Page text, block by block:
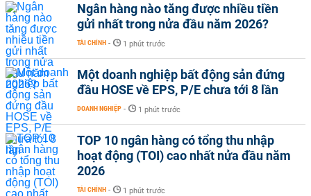
Ngân hàng nào tăng được nhiều tiền
gửi nhất trong nửa đầu năm 2026?
TÀI CHÍNH - 1 phút trước
Một doanh nghiệp bất động sản đứng
đầu HOSE về EPS, P/E chưa tới 8 lần
DOANH NGHIỆP - 1 phút trước
TOP 10 ngân hàng có tổng thu nhập
hoạt động (TOI) cao nhất nửa đầu năm
2026
TÀI CHÍNH - 1 phút trước